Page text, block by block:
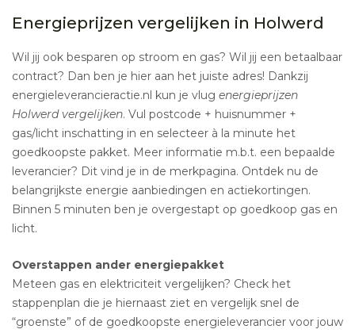
Energieprijzen vergelijken in Holwerd
Wil jij ook besparen op stroom en gas? Wil jij een betaalbaar
contract? Dan ben je hier aan het juiste adres! Dankzij
energieleverancieractie.nl kun je vlug energieprijzen
Holwerd vergelijken. Vul postcode + huisnummer +
gas/licht inschatting in en selecteer à la minute het
goedkoopste pakket. Meer informatie m.b.t. een bepaalde
leverancier? Dit vind je in de merkpagina. Ontdek nu de
belangrijkste energie aanbiedingen en actiekortingen.
Binnen 5 minuten ben je overgestapt op goedkoop gas en
licht.
Overstappen ander energiepakket
Meteen gas en elektriciteit vergelijken? Check het
stappenplan die je hiernaast ziet en vergelijk snel de
“groenste” of de goedkoopste energieleverancier voor jouw